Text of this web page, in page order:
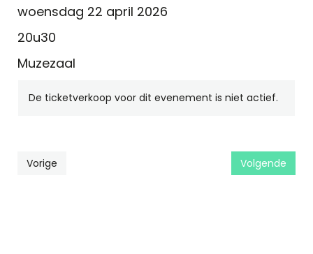
woensdag 22 april 2026
20u30
Muzezaal
De ticketverkoop voor dit evenement is niet actief.
Vorige Volgende